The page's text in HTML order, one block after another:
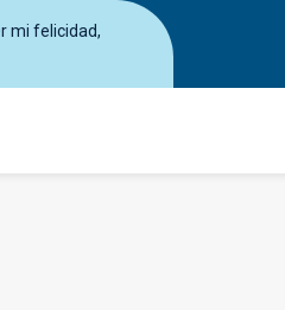
mi felicidad,